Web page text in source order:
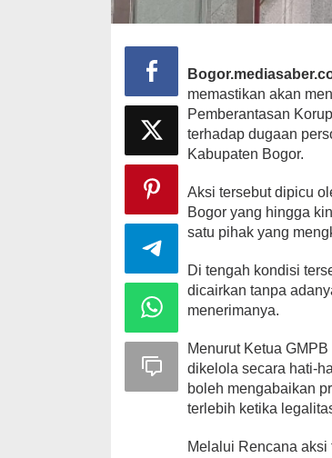
memastikan akan
Pemberantasan
terhadap dugaan
Kabupaten Bogor.
Aksi tersebut dipicu
Bogor yang hingga
satu pihak yang
Di tengah kondisi
dicairkan tanpa
menerimanya.
Menurut Ketua
dikelola secara hati-
boleh mengabaikan
terlebih ketika
Melalui Rencana